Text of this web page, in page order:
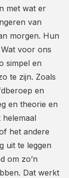
met wat er
van
morgen. Hun
voor ons
simpel en
te zijn. Zoals
en
en theorie en
het andere
uit te leggen
om zo’n
Dat werkt